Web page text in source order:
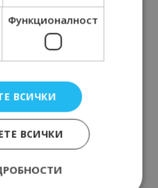
от…”: Пловдив, градът на
2026 10:00
от…”: Перник – град на
и вдъхновяващите...
09:01
Функционалност
ВСИЧКИ
ВСИЧКИ